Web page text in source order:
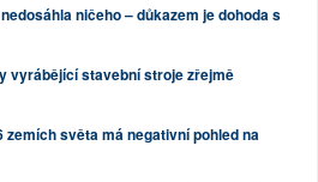
ničeho – důkazem je dohoda s
vyrábějící stavební stroje zřejmě
zemích světa má negativní pohled na